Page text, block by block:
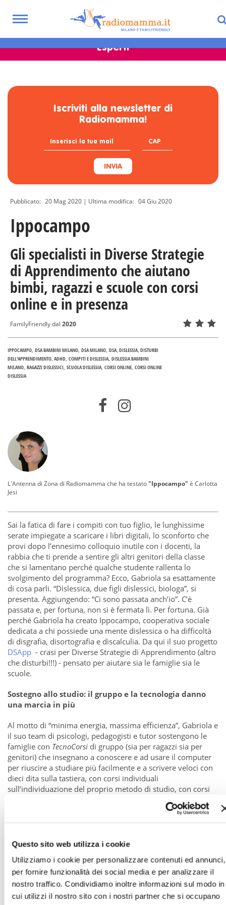
Questo sito web utilizza i cookie
Utilizziamo i cookie per personalizzare contenuti ed annunci,
per fornire funzionalità dei social media e per analizzare il
nostro traffico. Condividiamo inoltre informazioni sul modo in
cui utilizzi il nostro sito con i nostri partner che si occupano
main
Toggle
Esperti
Iscriviti alla newsletter di
Radiomamma!
INVIA
Pubblicato: 20 Mag 2020 | Ultima modifica: 04 Giu 2020
Ippocampo
Gli specialisti in Diverse Strategie
di Apprendimento che aiutano
bimbi, ragazzi e scuole con corsi
online e in presenza
FamilyFriendly dal 2020
IPPOCAMPO DSA BAMBINI MILANO DSA MILANO DSA, DISLESSIA, DISTURBI
DELL'APPRENDIMENTO, ADHD COMPITI E DISLESSIA DISLESSIA BAMBINI
MILANO RAGAZZI DISLESSICI SCUOLA DISLESSIA CORSI ONLINE CORSI ONLINE
DISLESSIA
L'Antenna di Zona di Radiomamma che ha testato"Ippocampo" è Carlotta
Jesi
Sai la fatica di fare i compiti con tuo figlio, le lunghissime
serate impiegate a scaricare i libri digitali, lo sconforto che
provi dopo l’ennesimo colloquio inutile con i docenti, la
rabbia che ti prende a sentire gli altri genitori della classe
che si lamentano perché qualche studente rallenta lo
svolgimento del programma? Ecco, Gabriola sa esattamente
di cosa parli. “Dislessica, due figli dislessici, biologa”, si
presenta. Aggiungendo: “Ci sono passata anch’io”. C’è
passata e, per fortuna, non si è fermata lì. Per fortuna. Già
perché Gabriola ha creato Ippocampo, cooperativa sociale
dedicata a chi possiede una mente dislessica o ha difficoltà
di disgrafia, disortografia e discalculia. Da qui il suo progetto
DSApp - crasi per Diverse Strategie di Apprendimento (altro
che disturbi!!!) - pensato per aiutare sia le famiglie sia le
scuole.
Sostegno allo studio: il gruppo e la tecnologia danno
una marcia in più
Al motto di “minima energia, massima efficienza”, Gabriola e
il suo team di psicologi, pedagogisti e tutor sostengono le
famiglie con TecnoCorsi di gruppo (sia per ragazzi sia per
genitori) che insegnano a conoscere e ad usare il computer
per riuscire a studiare più facilmente e a scrivere veloci con
dieci dita sulla tastiera, con corsi individuali
sull’individuazione del proprio metodo di studio, con corsi
pratici sull’utilizzo dei libri digitali. Il tutto, con quel taglio
operativo, che ti “insegna a fare”, di cui le famiglie hanno
bisogno. Obiettivo: capire quanto possono essere utili, e
audio su cui registrare e riascoltare le tabelline…
Tra bambini e ragazzi con DSA, tra adulti con DSA, tra
genitori di ragazzi con DSA. Un lavoro che si svolga nella
sede della cooperativa a Vimercate oppure online, a
distanza. Provare, per credere, i tanti webcorsi lanciati da